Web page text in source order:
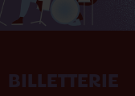
BILLETTERIE